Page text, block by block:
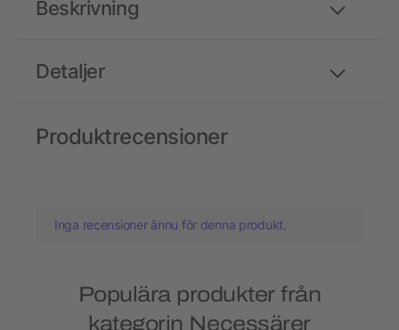
Detaljer
Beskrivning
Produktrecensioner
Inga recensioner ännu för denna produkt.
Populära produkter från
kategorin Necessärer